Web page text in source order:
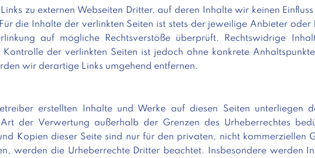
zu externen Webseiten Dritter, auf deren Inhalte wir keinen
die Inhalte der verlinkten Seiten ist stets der jeweilige Anbieter
auf mögliche Rechtsverstöße überprüft. Rechtswidrige
der verlinkten Seiten ist jedoch ohne konkrete
wir derartige Links umgehend entfernen.
erstellten Inhalte und Werke auf diesen Seiten unterliegen
der Verwertung außerhalb der Grenzen des Urheberrechtes
Kopien dieser Seite sind nur für den privaten, nicht
werden die Urheberrechte Dritter beachtet. Insbesondere werden